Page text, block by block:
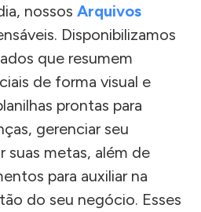
nossos Arquivos
Disponibilizamos
que resumem
de forma visual e
prontas para
gerenciar seu
metas, além de
para auxiliar na
do seu negócio. Esses